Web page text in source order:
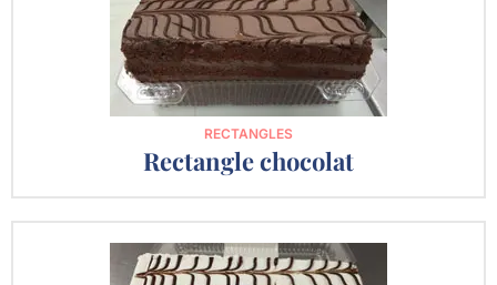
RECTANGLES
Rectangle chocolat